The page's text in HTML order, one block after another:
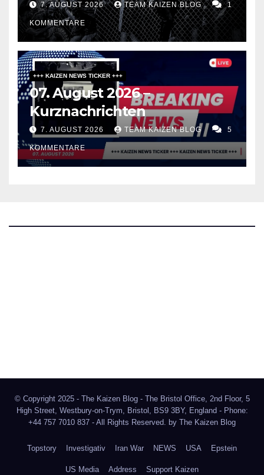
7. AUGUST 2026 TEAM KAIZEN BLOG 1
KOMMENTARE
+++ KAIZEN NEWS TICKER +++
07. August 2026 –
Kurznachrichten
7. AUGUST 2026 TEAM KAIZEN BLOG 5
KOMMENTARE
© Copyright 2025 - The Kaizen Blog - The Bristol Office, 2nd Floor, 5
High Street, Westbury-on-Trym, Bristol, BS9 3BY, England - Phone:
+44 757 7010 837 - All Rights Reserved. by The Kaizen Blog
Topstory Investigativ Iran War NEWS USA Epstein
US Media Address Support Kaizen